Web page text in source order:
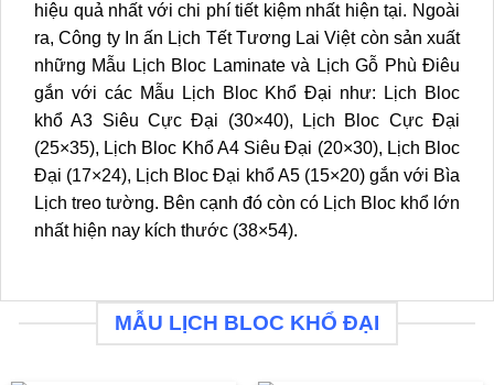
hiệu quả nhất với chi phí tiết kiệm nhất hiện tại. Ngoài
ra, Công ty In ấn Lịch Tết Tương Lai Việt còn sản xuất
những Mẫu Lịch Bloc Laminate và Lịch Gỗ Phù Điêu
gắn với các Mẫu Lịch Bloc Khổ Đại như: Lịch Bloc
khổ A3 Siêu Cực Đại (30×40), Lịch Bloc Cực Đại
(25×35), Lịch Bloc Khổ A4 Siêu Đại (20×30), Lịch Bloc
Đại (17×24), Lịch Bloc Đại khổ A5 (15×20) gắn với Bìa
Lịch treo tường. Bên cạnh đó còn có Lịch Bloc khổ lớn
nhất hiện nay kích thước (38×54).
MẪU LỊCH BLOC KHỔ ĐẠI